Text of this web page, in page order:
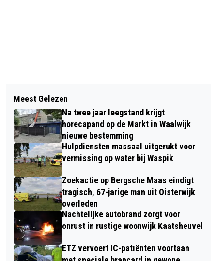
PROVINCIE VERLENGT SUCCESVOLLE
SUBSIDIEREGELING VOOR
LANDSCHAP
DILLE & KAMILLE WAARSCHUWT
VOOR BARSTENDE HITTEBESTENDIGE
GLAZEN
Meest Gelezen
Na twee jaar leegstand krijgt
horecapand op de Markt in Waalwijk
nieuwe bestemming
Hulpdiensten massaal uitgerukt voor
vermissing op water bij Waspik
Zoekactie op Bergsche Maas eindigt
tragisch, 67-jarige man uit Oisterwijk
overleden
Nachtelijke autobrand zorgt voor
onrust in rustige woonwijk Kaatsheuvel
ETZ vervoert IC-patiënten voortaan